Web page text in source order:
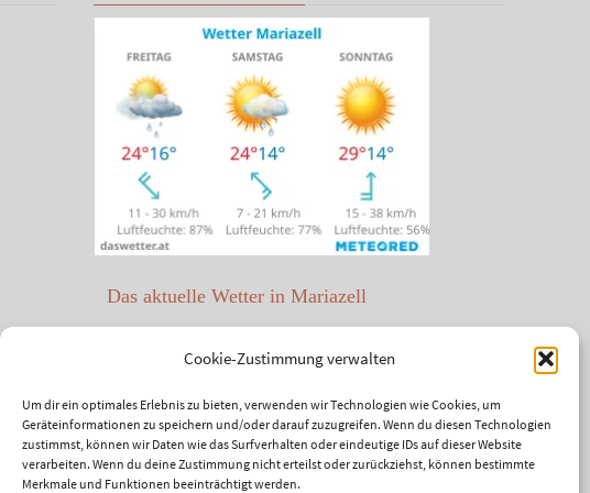
Cookie-Zustimmung verwalten
Um dir ein optimales Erlebnis zu bieten, verwenden wir Technologien wie Cookies, um
Geräteinformationen zu speichern und/oder darauf zuzugreifen. Wenn du diesen Technologien
zustimmst, können wir Daten wie das Surfverhalten oder eindeutige IDs auf dieser Website
verarbeiten. Wenn du deine Zustimmung nicht erteilst oder zurückziehst, können bestimmte
Merkmale und Funktionen beeinträchtigt werden.
Das aktuelle Wetter in Mariazell
ÖAMTC Verkehrsservice